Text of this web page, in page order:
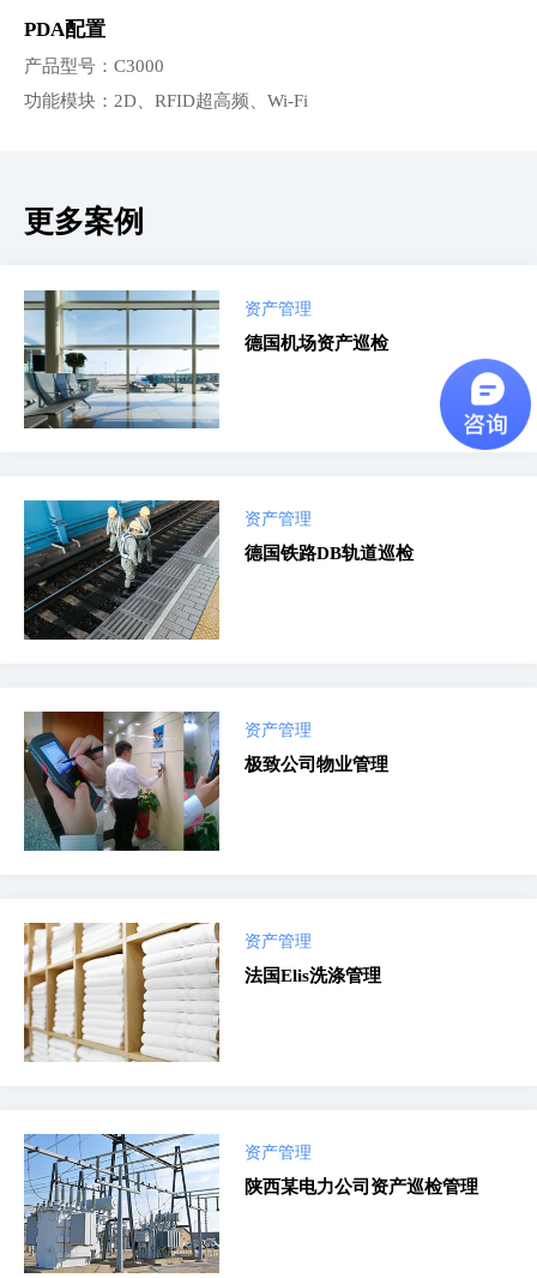
PDA配置
产品型号：C3000
功能模块：2D、RFID超高频、Wi-Fi
更多案例
资产管理
德国机场资产巡检
资产管理
德国铁路DB轨道巡检
资产管理
极致公司物业管理
资产管理
法国Elis洗涤管理
资产管理
陕西某电力公司资产巡检管理